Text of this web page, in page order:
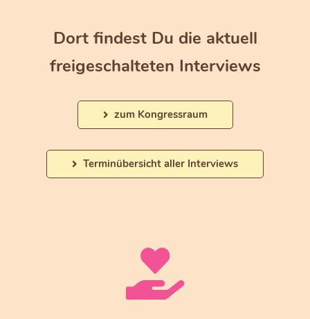
Dort findest Du die aktuell
freigeschalteten Interviews
zum Kongressraum
Terminübersicht aller Interviews